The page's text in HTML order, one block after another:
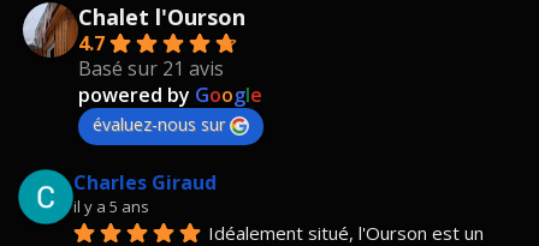
Chalet l'Ourson
4.7
Basé sur 21 avis
powered by Google
évaluez-nous sur
Charles Giraud
il y a 5 ans
Idéalement situé, l'Ourson est un